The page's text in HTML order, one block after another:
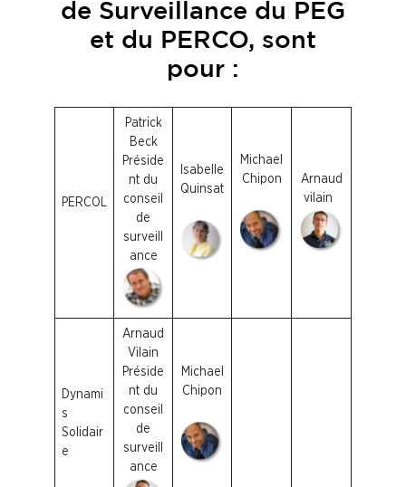
de Surveillance du PEG
et du PERCO, sont
pour :
PERCOL
Patrick
Beck
Préside
nt du
conseil
de
surveill
ance
Isabelle
Quinsat
Michael
Chipon
Arnaud
vilain
Dynami
s
Solidair
e
Arnaud
Vilain
Préside
nt du
conseil
de
surveill
ance
Michael
Chipon